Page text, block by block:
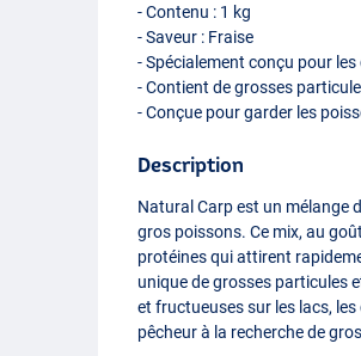
- Contenu : 1 kg
- Saveur : Fraise
- Spécialement conçu pour
- Contient de grosses
- Conçue pour garder les
Description
Natural Carp est un mélange
gros poissons. Ce mix, au
protéines qui attirent
unique de grosses particules
et fructueuses sur les lacs,
pêcheur à la recherche de